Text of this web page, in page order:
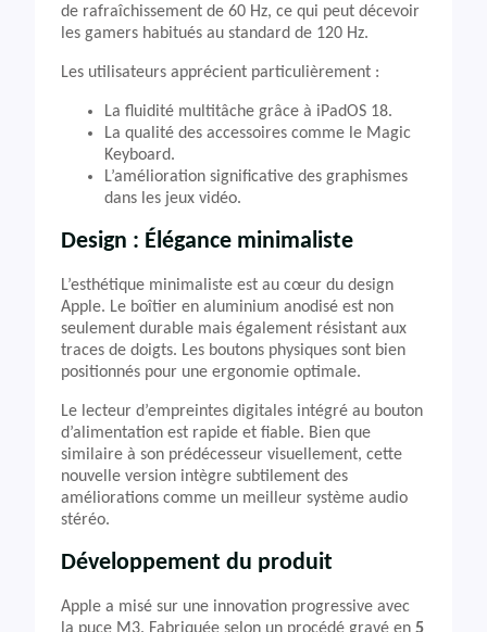
de rafraîchissement de 60 Hz, ce qui peut décevoir
les gamers habitués au standard de 120 Hz.
Les utilisateurs apprécient particulièrement :
La fluidité multitâche grâce à iPadOS 18.
La qualité des accessoires comme le Magic
Keyboard.
L’amélioration significative des graphismes
dans les jeux vidéo.
Design : Élégance minimaliste
L’esthétique minimaliste est au cœur du design
Apple. Le boîtier en aluminium anodisé est non
seulement durable mais également résistant aux
traces de doigts. Les boutons physiques sont bien
positionnés pour une ergonomie optimale.
Le lecteur d’empreintes digitales intégré au bouton
d’alimentation est rapide et fiable. Bien que
similaire à son prédécesseur visuellement, cette
nouvelle version intègre subtilement des
améliorations comme un meilleur système audio
stéréo.
Développement du produit
Apple a misé sur une innovation progressive avec